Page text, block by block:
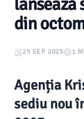
lansează
din
25 SEP 2025 1
Agenția
sediu nou